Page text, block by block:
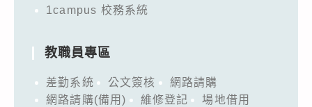
1campus 校務系統
教職員專區
差勤系統 公文簽核
網路請購
網路請購(備用)
維修登記
場地借用